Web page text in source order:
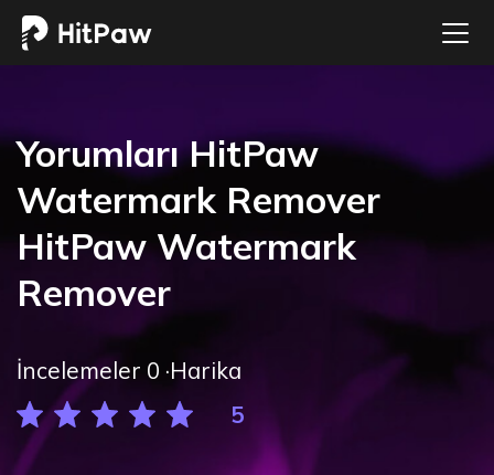
YorumlarıHitPaw
Watermark Remover
HitPaw Watermark
Remover
İncelemeler 0 ·Harika
5